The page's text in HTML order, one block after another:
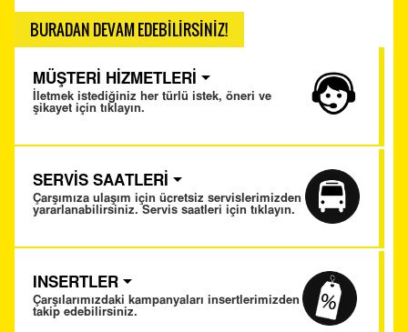
BURADAN DEVAM EDEBİLİRSİNİZ!
MÜŞTERİ HİZMETLERİ
İletmek istediğiniz her türlü istek, öneri ve
şikayet için tıklayın.
SERVİS SAATLERİ
Çarşımıza ulaşım için ücretsiz servislerimizden
yararlanabilirsiniz. Servis saatleri için tıklayın.
INSERTLER
Çarşılarımızdaki kampanyaları insertlerimizden
takip edebilirsiniz.